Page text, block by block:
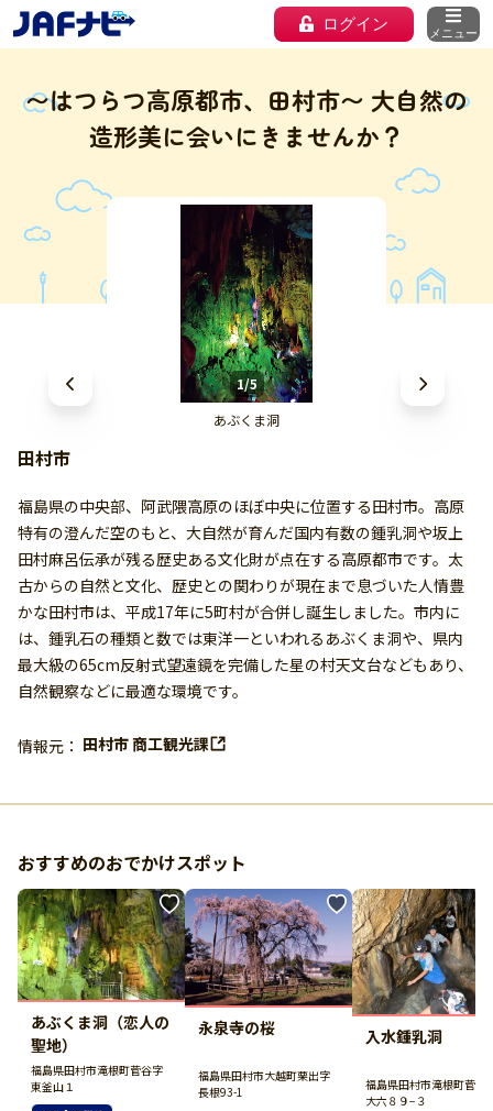
ログイン メニュー
〜はつらつ高原都市、田村市〜 大自然の
造形美に会いにきませんか？
1/5
あぶくま洞
田村市
福島県の中央部、阿武隈高原のほぼ中央に位置する田村市。高原
特有の澄んだ空のもと、大自然が育んだ国内有数の鍾乳洞や坂上
田村麻呂伝承が残る歴史ある文化財が点在する高原都市です。太
古からの自然と文化、歴史との関わりが現在まで息づいた人情豊
かな田村市は、平成17年に5町村が合併し誕生しました。市内に
は、鍾乳石の種類と数では東洋一といわれるあぶくま洞や、県内
最大級の65cm反射式望遠鏡を完備した星の村天文台などもあり、
自然観察などに最適な環境です。
情報元： 田村市 商工観光課
おすすめのおでかけスポット
あぶくま洞（恋人の
聖地）
福島県田村市滝根町菅谷字
東釜山１
永泉寺の桜
福島県田村市大越町栗出字
長根93-1
入水鍾乳洞
福島県田村市滝根町菅谷
大六８９−３